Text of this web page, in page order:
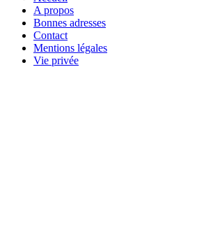
A propos
Bonnes adresses
Contact
Mentions légales
Vie privée